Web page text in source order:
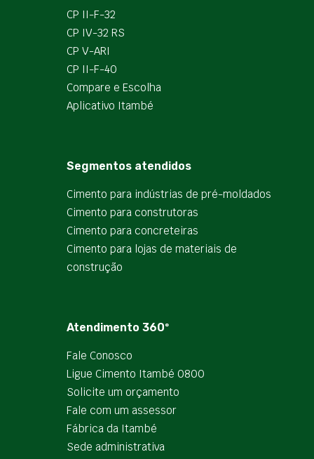
CP II-F-32
CP IV-32 RS
CP V-ARI
CP II-F-40
Compare e Escolha
Aplicativo Itambé
Segmentos atendidos
Cimento para indústrias de pré-moldados
Cimento para construtoras
Cimento para concreteiras
Cimento para lojas de materiais de
construção
Atendimento 360º
Fale Conosco
Ligue Cimento Itambé 0800
Solicite um orçamento
Fale com um assessor
Fábrica da Itambé
Sede administrativa